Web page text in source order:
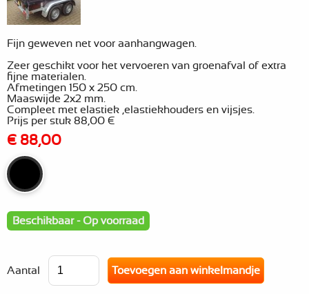
Fijn geweven net voor aanhangwagen.
Zeer geschikt voor het vervoeren van groenafval of extra
fijne materialen.
Afmetingen 150 x 250 cm.
Maaswijde 2x2 mm.
Compleet met elastiek ,elastiekhouders en vijsjes.
Prijs per stuk 88,00 €
€ 88,00
Beschikbaar - Op voorraad
Aantal